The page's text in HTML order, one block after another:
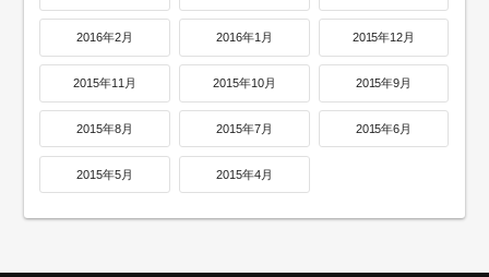
2016年2月 2016年1月 2015年12月
2015年11月 2015年10月 2015年9月
2015年8月 2015年7月 2015年6月
2015年5月 2015年4月